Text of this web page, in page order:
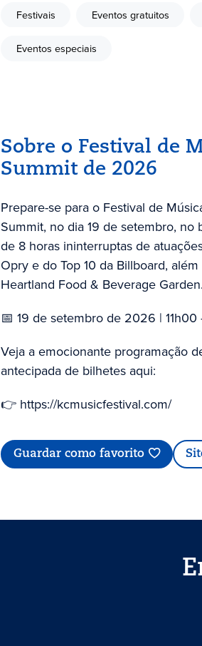
Festivais Eventos gratuitos
Eventos especiais
Sobre o Festival de
Summit de 2026
Prepare-se para o Festival de
Summit, no dia 19 de setembro,
de 8 horas ininterruptas de
Opry e do Top 10 da Billboard,
Heartland Food & Beverage Garden.
📅 19 de setembro de 2026 |
Veja a emocionante programação
antecipada de bilhetes aqui:
👉 https://kcmusicfestival.com/
Guardar como favorito